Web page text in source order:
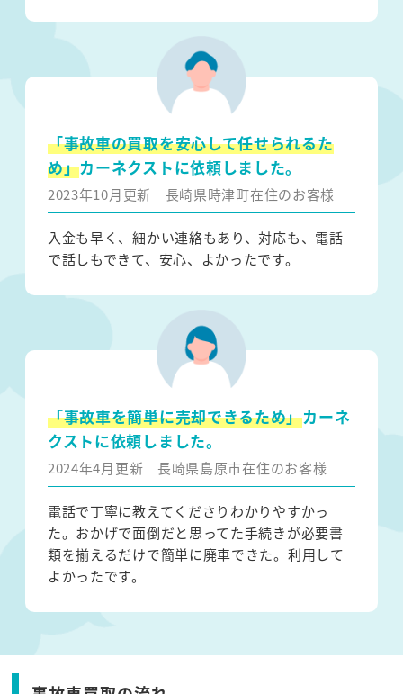
「事故車の買取を安心して任せられるた
め」カーネクストに依頼しました。
2023年10月更新 長崎県時津町在住のお客様
入金も早く、細かい連絡もあり、対応も、電話
で話しもできて、安心、よかったです。
「事故車を簡単に売却できるため」カーネ
クストに依頼しました。
2024年4月更新 長崎県島原市在住のお客様
電話で丁寧に教えてくださりわかりやすかっ
た。おかげで面倒だと思ってた手続きが必要書
類を揃えるだけで簡単に廃車できた。利用して
よかったです。